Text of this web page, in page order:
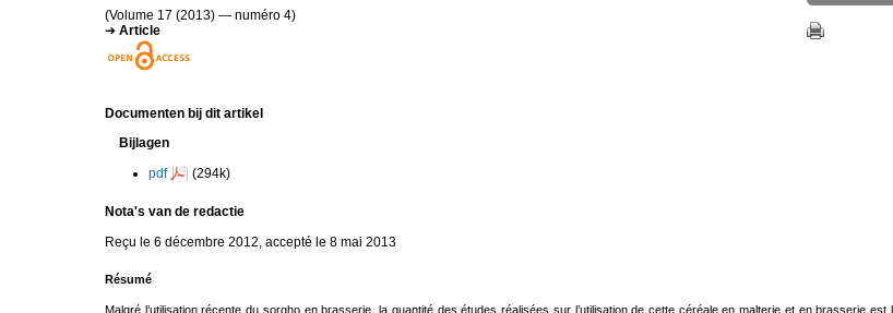
(Volume 17 (2013) — numéro 4)
Article
Documenten bij dit artikel
Bijlagen
pdf
(294k)
Nota's van de redactie
Reçu le 6 décembre 2012, accepté le 8 mai 2013
Résumé
Malgré l’utilisation récente du sorgho en brasserie, la quantité des études réalisées sur l’utilisation de cette céréale en malterie et en brasserie est